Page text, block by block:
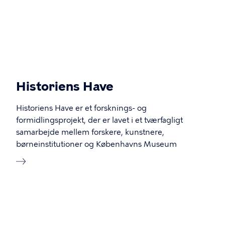
Historiens Have
Historiens Have er et forsknings- og
formidlingsprojekt, der er lavet i et tværfagligt
samarbejde mellem forskere, kunstnere,
børneinstitutioner og Københavns Museum